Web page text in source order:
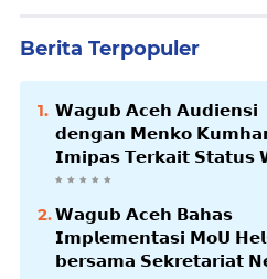
Berita Terpopuler
𝗪𝗮𝗴𝘂𝗯 𝗔𝗰𝗲𝗵 𝗔𝘂𝗱𝗶𝗲𝗻𝘀𝗶
𝗱𝗲𝗻𝗴𝗮𝗻 𝗠𝗲𝗻𝗸𝗼
𝗜𝗺𝗶𝗽𝗮𝘀 𝗧𝗲𝗿𝗸𝗮𝗶𝘁 𝗦𝘁𝗮𝘁𝘂𝘀
𝗕𝗹𝗮𝗻𝗴𝗽𝗮𝗱𝗮𝗻𝗴
𝗪𝗮𝗴𝘂𝗯 𝗔𝗰𝗲𝗵 𝗕𝗮𝗵𝗮𝘀
𝗜𝗺𝗽𝗹𝗲𝗺𝗲𝗻𝘁𝗮𝘀𝗶 𝗠𝗼𝗨
𝗯𝗲𝗿𝘀𝗮𝗺𝗮 𝗦𝗲𝗸𝗿𝗲𝘁𝗮𝗿𝗶𝗮𝘁